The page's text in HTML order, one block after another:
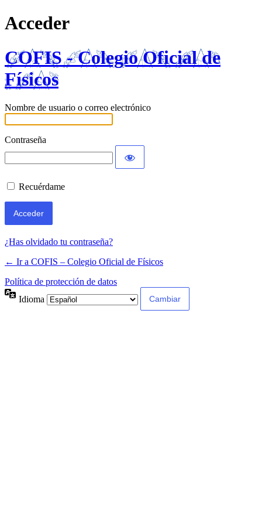
Acceder
COFIS - Colegio Oficial de
Físicos
Nombre de usuario o correo electrónico
Contraseña
Recuérdame
¿Has olvidado tu contraseña?
← Ir a COFIS – Colegio Oficial de Físicos
Política de protección de datos
Idioma